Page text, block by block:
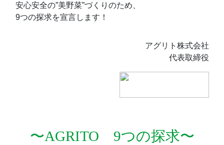
安心安全の”美野菜”づくりのため、
9つの探求を宣言します！
アグリト株式会社
代表取締役
〜AGRITO 9つの探求〜